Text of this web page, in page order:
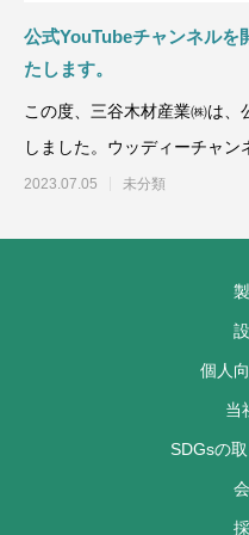
公式YouTubeチャンネルを
たします。
この度、三谷木材産業㈱は
しました。ウッディーチャン
2023.07.05 未分類
個人
当
SDGsの